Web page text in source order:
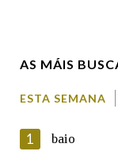
AS MÁIS
ESTA SEMANA
1 baio